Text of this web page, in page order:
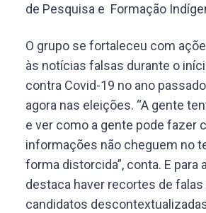
de Pesquisa e Formação
O grupo se fortaleceu com
às notícias falsas durante o
contra Covid-19 no ano
agora nas eleições. “A gente
e ver como a gente pode fazer
informações não cheguem no
forma distorcida”, conta. E para
destaca haver recortes de falas
candidatos